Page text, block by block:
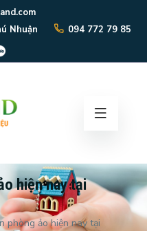
Nhuận
094 772 79 85
hiện nay tại
phòng ảo hiện nay tại